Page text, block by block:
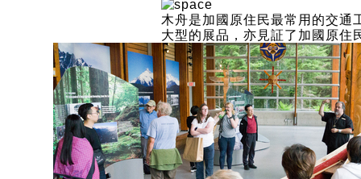
木舟是加國原住民最常用的交通
大型的展品，亦見証了加國原住